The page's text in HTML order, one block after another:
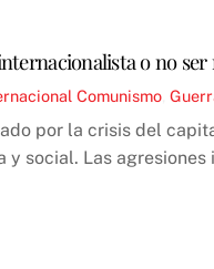
o no ser
Comunismo ,
por la crisis del
social. Las